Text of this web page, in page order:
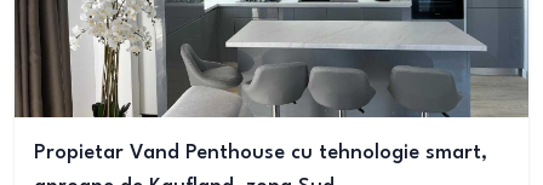
Propietar Vand Penthouse cu tehnologie smart,